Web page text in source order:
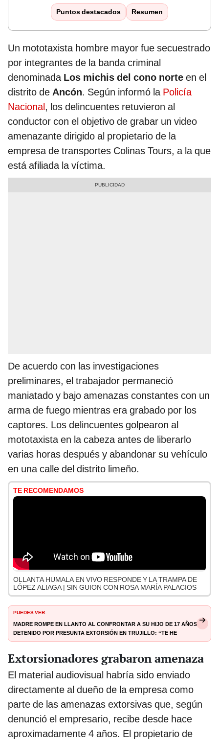
Puntos destacados Resumen
Un mototaxista hombre mayor fue secuestrado
por integrantes de la banda criminal
denominada Los michis del cono norte en el
distrito de Ancón. Según informó la Policía
Nacional, los delincuentes retuvieron al
conductor con el objetivo de grabar un video
amenazante dirigido al propietario de la
empresa de transportes Colinas Tours, a la que
está afiliada la víctima.
De acuerdo con las investigaciones
preliminares, el trabajador permaneció
maniatado y bajo amenazas constantes con un
arma de fuego mientras era grabado por los
captores. Los delincuentes golpearon al
mototaxista en la cabeza antes de liberarlo
varias horas después y abandonar su vehículo
en una calle del distrito limeño.
TE RECOMENDAMOS
OLLANTA HUMALA EN VIVO RESPONDE Y LA TRAMPA DE
LÓPEZ ALIAGA | SIN GUION CON ROSA MARÍA PALACIOS
PUEDES VER:
Madre rompe en llanto al confrontar a su hijo de 17 años
detenido por presunta extorsión en Trujillo: “Te he
criado con mi alma”
Extorsionadores grabaron amenaza
El material audiovisual habría sido enviado
directamente al dueño de la empresa como
parte de las amenazas extorsivas que, según
denunció el empresario, recibe desde hace
aproximadamente 4 años. El propietario de